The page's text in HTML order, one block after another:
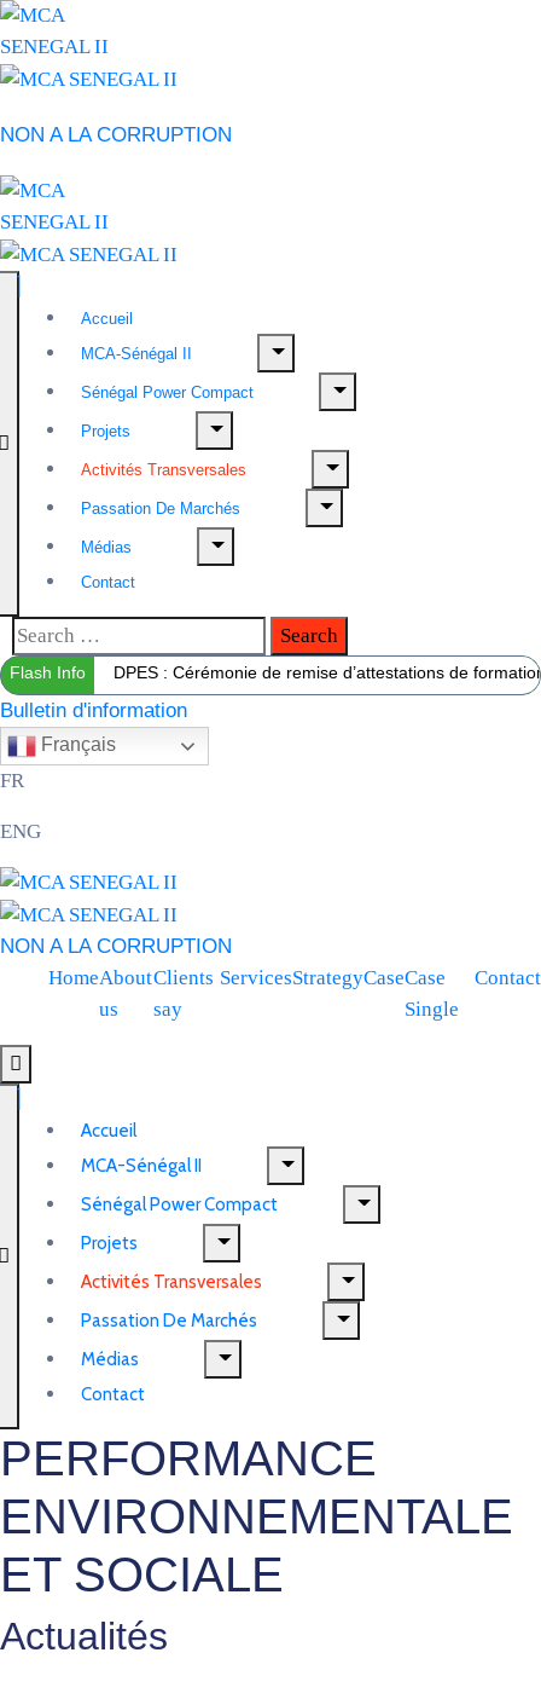
NON A LA CORRUPTION
Accueil
MCA-Sénégal II
Sénégal Power Compact
Projets
Activités Transversales
Passation De Marchés
Médias
Contact
Flash Info DPES : Cérémonie de remise d’attestations de
Bulletin d'information
Français
FR
ENG
NON A LA CORRUPTION
HomeAbout
us
Clients
say
ServicesStrategyCaseCase
Single
Contact
Hamburger Toggle Menu
Accueil
MCA-Sénégal II
Sénégal Power Compact
Projets
Activités Transversales
Passation De Marchés
Médias
Contact
PERFORMANCE
ENVIRONNEMENTALE
ET SOCIALE
Actualités